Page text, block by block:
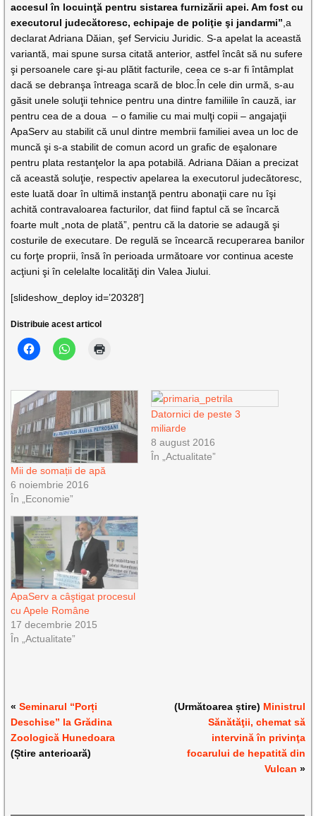
accesul în locuinţă pentru sistarea furnizării apei. Am fost cu
executorul judecătoresc, echipaje de poliţie şi jandarmi” ,a
declarat Adriana Dăian, şef Serviciu Juridic. S-a apelat la această
variantă, mai spune sursa citată anterior, astfel încât să nu sufere
şi persoanele care şi-au plătit facturile, ceea ce s-ar fi întâmplat
dacă se debranşa întreaga scară de bloc.În cele din urmă, s-au
găsit unele soluţii tehnice pentru una dintre familiile în cauză, iar
pentru cea de a doua – o familie cu mai mulţi copii – angajaţii
ApaServ au stabilit că unul dintre membrii familiei avea un loc de
muncă şi s-a stabilit de comun acord un grafic de eşalonare
pentru plata restanţelor la apa potabilă. Adriana Dăian a precizat
că această soluţie, respectiv apelarea la executorul judecătoresc,
este luată doar în ultimă instanţă pentru abonaţii care nu îşi
achită contravaloarea facturilor, dat fiind faptul că se încarcă
foarte mult „nota de plată”, pentru că la datorie se adaugă şi
costurile de executare. De regulă se încearcă recuperarea banilor
cu forţe proprii, însă în perioada următoare vor continua aceste
acţiuni şi în celelalte localităţi din Valea Jiului.
[slideshow_deploy id=’20328′]
Distribuie acest articol
Mii de somații de apă
6 noiembrie 2016
În „Economie”
Datornici de peste 3
miliarde
8 august 2016
În „Actualitate”
ApaServ a câştigat procesul
cu Apele Române
17 decembrie 2015
În „Actualitate”
«Seminarul “Porți
Deschise” la Grădina
Zoologică Hunedoara
(Știre anterioară)
(Următoarea știre) Ministrul
Sănătăţii, chemat să
intervină în privinţa
focarului de hepatită din
Vulcan »